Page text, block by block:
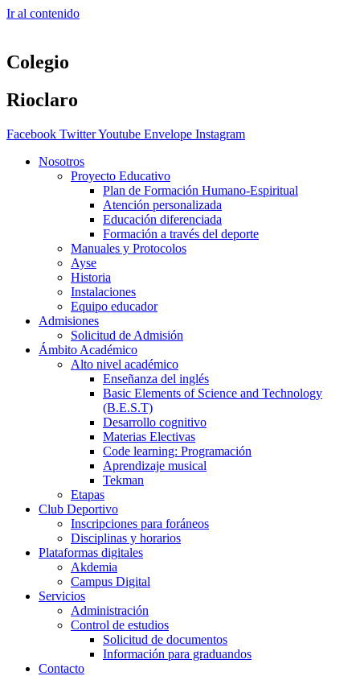
Ir al contenido
Colegio
Rioclaro
Facebook TwitterYoutube Envelope Instagram
Nosotros
Proyecto Educativo
Plan de Formación Humano-Espiritual
Atención personalizada
Educación diferenciada
Formación a través del deporte
Manuales y Protocolos
Ayse
Historia
Instalaciones
Equipo educador
Admisiones
Solicitud de Admisión
Ámbito Académico
Alto nivel académico
Enseñanza del inglés
Basic Elements of Science and Technology
(B.E.S.T)
Desarrollo cognitivo
Materias Electivas
Code learning: Programación
Aprendizaje musical
Tekman
Etapas
Club Deportivo
Inscripciones para foráneos
Disciplinas y horarios
Plataformas digitales
Akdemia
Campus Digital
Servicios
Administración
Control de estudios
Solicitud de documentos
Información para graduandos
Contacto